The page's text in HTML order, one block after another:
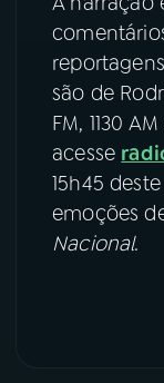
são de
FM, 1130
acesse
15h45
emoções
Nacional.